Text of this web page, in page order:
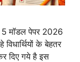
मॉडल पेपर 2026
विधार्थियों के बेहतर
दिए गये है इस